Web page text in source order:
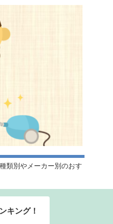
類別やメーカー別のおす
キング！